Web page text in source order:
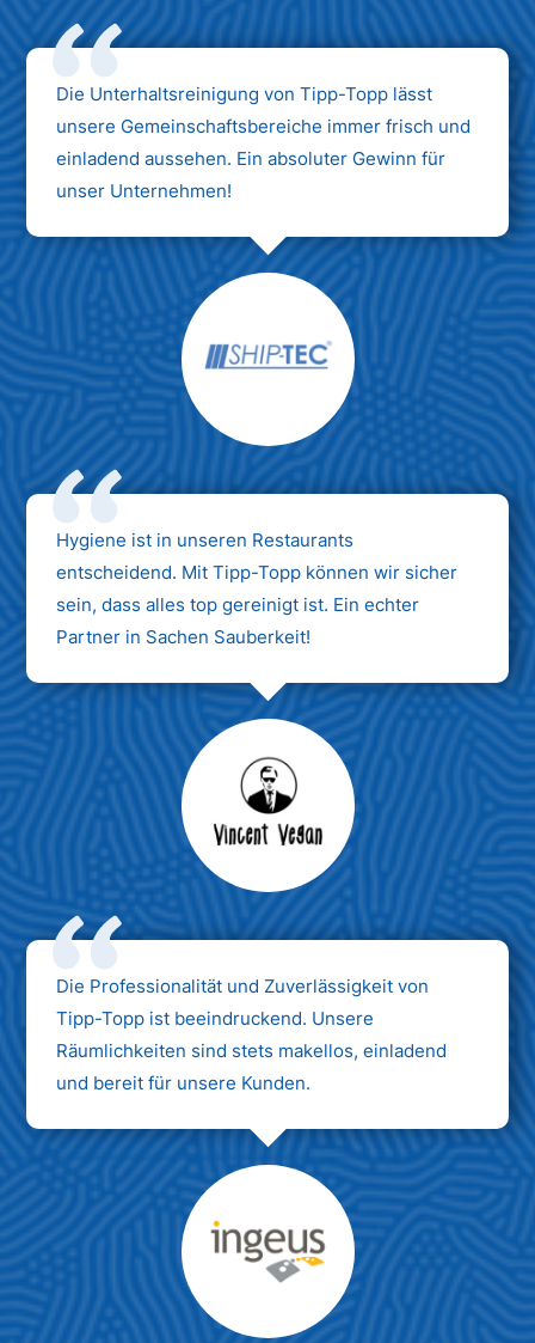
Die Unterhaltsreinigung von Tipp-Topp lässt
unsere Gemeinschaftsbereiche immer frisch und
einladend aussehen. Ein absoluter Gewinn für
unser Unternehmen!
Hygiene ist in unseren Restaurants
entscheidend. Mit Tipp-Topp können wir sicher
sein, dass alles top gereinigt ist. Ein echter
Partner in Sachen Sauberkeit!
Max Mustermann
Unternehmen AG
Die Professionalität und Zuverlässigkeit von
Tipp-Topp ist beeindruckend. Unsere
Räumlichkeiten sind stets makellos, einladend
und bereit für unsere Kunden.